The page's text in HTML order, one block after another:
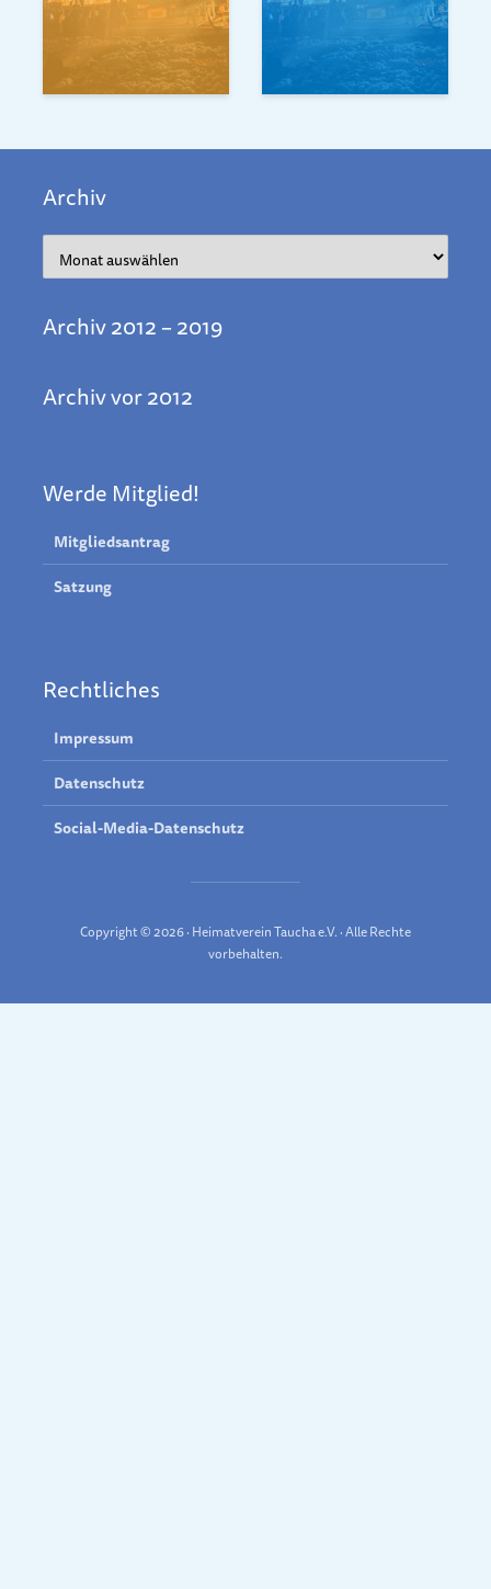
Archiv
Archiv 2012 – 2019
Archiv vor 2012
Werde Mitglied!
Mitgliedsantrag
Satzung
Rechtliches
Impressum
Datenschutz
Social-Media-Datenschutz
Copyright © 2026 · Heimatverein Taucha e.V. · Alle Rechte
vorbehalten.